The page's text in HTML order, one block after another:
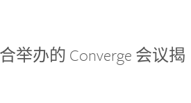
举办的 Converge 会议揭